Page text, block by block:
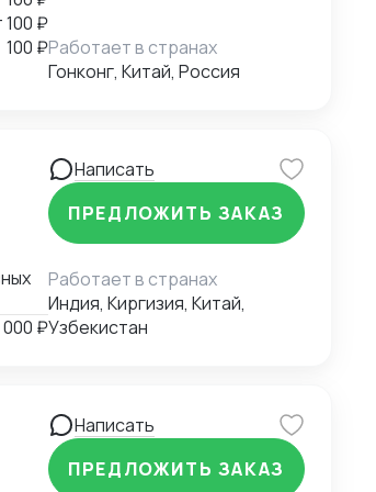
на
100 ₽
100 ₽Работает в странах
Гонконг, Китай, Россия
000 ₽
Написать
ПРЕДЛОЖИТЬ ЗАКАЗ
Работает в странах
Индия, Киргизия, Китай,
Узбекистан
Написать
ПРЕДЛОЖИТЬ ЗАКАЗ